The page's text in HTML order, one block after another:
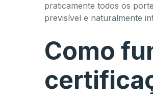
praticamente todos os
previsível e naturalmente
Como